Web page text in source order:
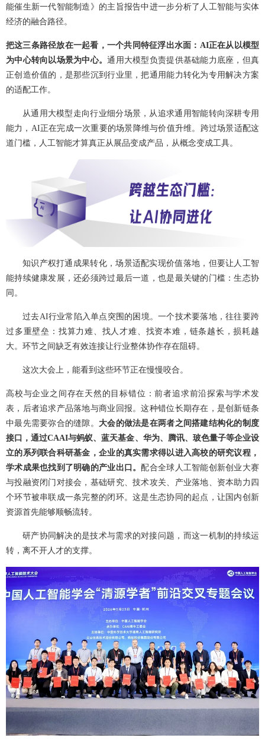
能催生新一代智能制造》的主旨报告中进一步分析了人工智能与实体
经济的融合路径。
把这三条路径放在一起看，一个共同特征浮出水面：AI正在从以模型
为中心转向以场景为中心。通用大模型负责提供基础能力底座，但真
正创造价值的，是那些沉到行业里，把通用能力转化为专用解决方案
的适配工作。
从通用大模型走向行业细分场景，从追求通用智能转向深耕专用
能力，AI正在完成一次重要的场景降维与价值升维。跨过场景适配这
道门槛，人工智能才算真正从展品变成产品，从概念变成工具。
知识产权打通成果转化，场景适配实现价值落地，但要让人工智
能持续健康发展，还必须跨过最后一道，也是最关键的门槛：生态协
同。
过去AI行业常陷入单点突围的困境。一个技术要落地，往往要跨
过多重壁垒：找算力难、找人才难、找资本难，链条越长，损耗越
大。环节之间缺乏有效连接让行业整体协作存在阻碍。
这次大会上，能看到这些环节正在慢慢咬合。
高校与企业之间存在天然的目标错位：前者追求前沿探索与学术发
表，后者追求产品落地与商业回报。这种错位长期存在，是创新链条
中最先需要弥合的缝隙。 大会的做法是在两者之间搭建结构化的制度
接口，通过CAAI与蚂蚁、蓝天基金、华为、腾讯、玻色量子等企业设
立的系列联合科研基金，企业的真实需求得以进入高校的研究议程，
学术成果也找到了明确的产业出口。 配合全球人工智能创新创业大赛
与投融资闭门对接会，基础研究、技术攻关、产业落地、资本助力四
个环节被串联成一条完整的闭环。这是生态协同的起点，让国内创新
资源首先能够顺畅流转。
研产协同解决的是技术与需求的对接问题，而这一机制的持续运
转，离不开人才的支撑。